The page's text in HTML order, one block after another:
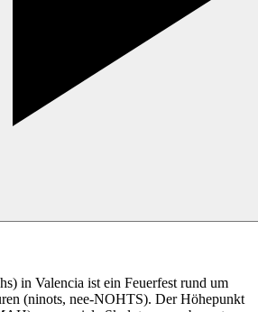
in Valencia ist ein Feuerfest rund um
(ninots, nee-NOHTS). Der Höhepunkt